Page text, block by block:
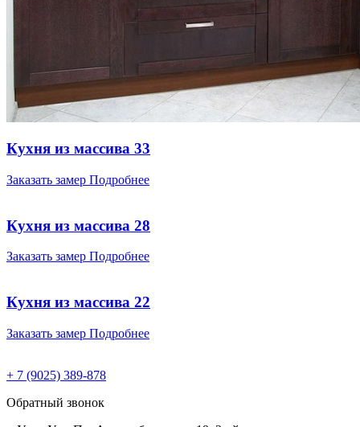
Кухня из массива 33
Заказать замер Подробнее
Кухня из массива 28
Заказать замер Подробнее
Кухня из массива 22
Заказать замер Подробнее
+ 7 (9025) 389-878
Обратный звонок